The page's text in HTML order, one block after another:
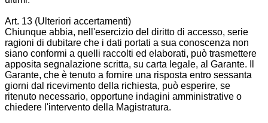
Art. 13 (Ulteriori accertamenti)
Chiunque abbia, nell'esercizio del diritto di accesso, serie
ragioni di dubitare che i dati portati a sua conoscenza non
siano conformi a quelli raccolti ed elaborati, può trasmettere
apposita segnalazione scritta, su carta legale, al Garante. Il
Garante, che è tenuto a fornire una risposta entro sessanta
giorni dal ricevimento della richiesta, può esperire, se
ritenuto necessario, opportune indagini amministrative o
chiedere l'intervento della Magistratura.